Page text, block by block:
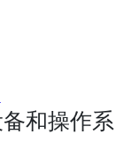
和操作系